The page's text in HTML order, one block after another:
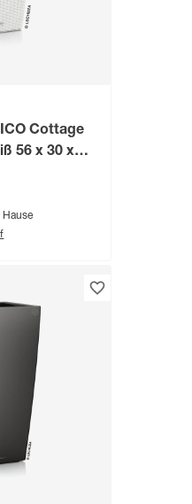
Cottage
56 x 30 x
Hause